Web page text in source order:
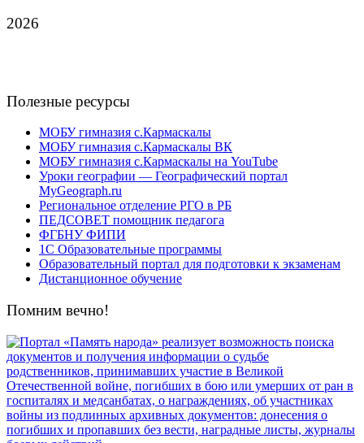
2026
Полезные ресурсы
МОБУ гимназия с.Кармаскалы
МОБУ гимназия с.Кармаскалы ВК
МОБУ гимназия с.Кармаскалы на YouTube
Уроки географии — Географический портал
MyGeograph.ru
Региональное отделение РГО в РБ
ПЕДСОВЕТ помощник педагога
ФГБНУ ФИПИ
1С Образовательные программы
Образовательный портал для подготовки к экзаменам
Дистанционное обучение
Помним вечно!